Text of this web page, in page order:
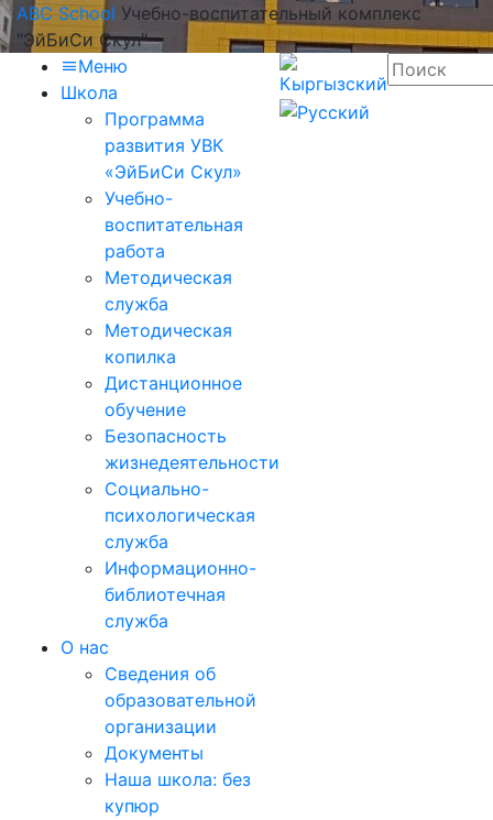
ABC School Учебно-воспитательный комплекс
"ЭйБиСи Скул"
Меню
Школа
Программа
развития УВК
«ЭйБиСи Скул»
Учебно-
воспитательная
работа
Методическая
служба
Методическая
копилка
Дистанционное
обучение
Безопасность
жизнедеятельности
Социально-
психологическая
служба
Информационно-
библиотечная
служба
О нас
Сведения об
образовательной
организации
Документы
Наша школа: без
купюр